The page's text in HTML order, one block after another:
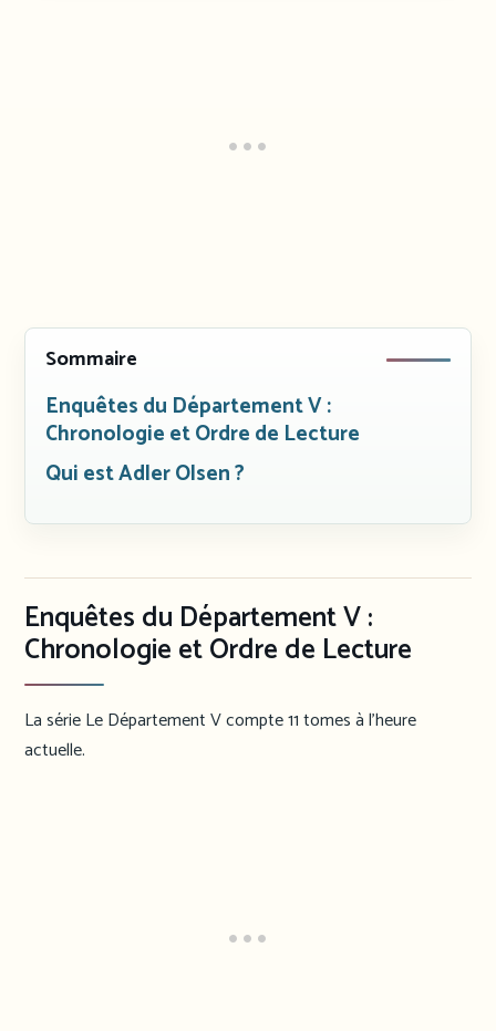
Sommaire
Enquêtes du Département V :
Chronologie et Ordre de Lecture
Qui est Adler Olsen ?
Enquêtes du Département V :
Chronologie et Ordre de Lecture
La série Le Département V compte 11 tomes à l’heure
actuelle.